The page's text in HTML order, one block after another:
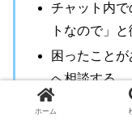
チャット内
トなので」
困ったこと
へ相談する
ホーム